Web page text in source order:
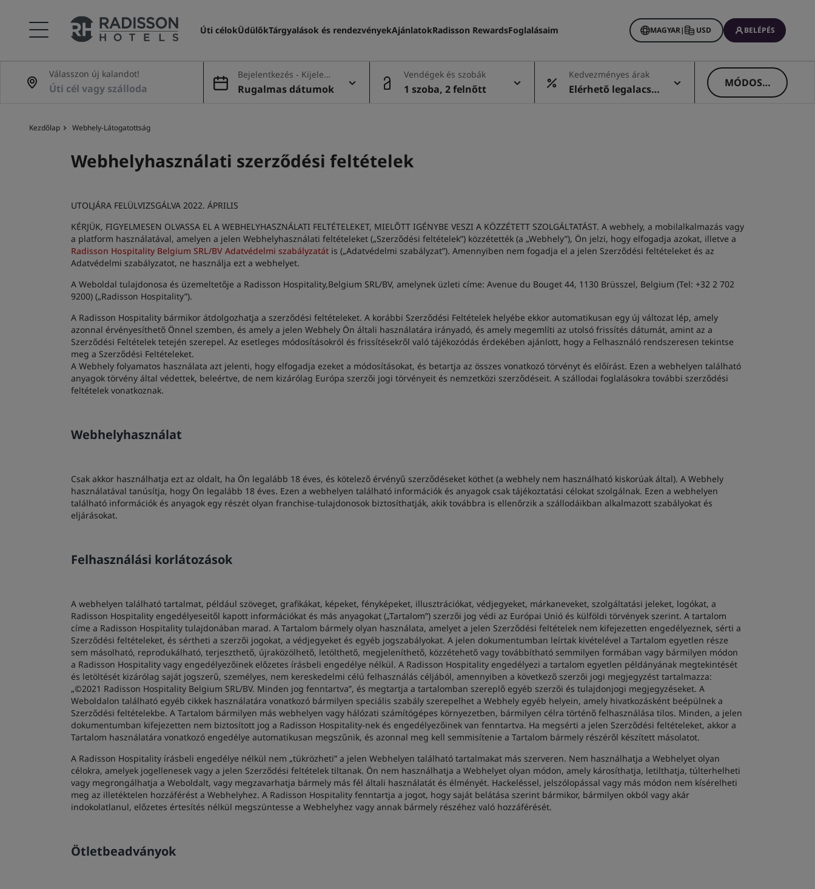
Úti célokÜdülőkTárgyalások és rendezvényekAjánlatokRadisson RewardsFoglalásaim MAGYAR| USD BELÉPÉS
Válasszon új kalandot!
Bejelentkezés - Kijelent
kezés
Rugalmas dátumok
Vendégek és szobák
1 szoba, 2 felnőtt
Kedvezményes árak
Elérhető legalacso
MÓDOSÍT
ÁS
Kezdőlap Webhely-Látogatottság
Webhelyhasználati szerződési feltételek
UTOLJÁRA FELÜLVIZSGÁLVA 2022. ÁPRILIS
KÉRJÜK, FIGYELMESEN OLVASSA EL A WEBHELYHASZNÁLATI FELTÉTELEKET, MIELŐTT IGÉNYBE VESZI A KÖZZÉTETT SZOLGÁLTATÁST. A webhely, a mobilalkalmazás vagy
a platform használatával, amelyen a jelen Webhelyhasználati feltételeket („Szerződési feltételek”) közzétették (a „Webhely”), Ön jelzi, hogy elfogadja azokat, illetve a
Radisson Hospitality Belgium SRL/BV Adatvédelmi szabályzatát is („Adatvédelmi szabályzat”). Amennyiben nem fogadja el a jelen Szerződési feltételeket és az
Adatvédelmi szabályzatot, ne használja ezt a webhelyet.
A Weboldal tulajdonosa és üzemeltetője a Radisson Hospitality,Belgium SRL/BV, amelynek üzleti címe: Avenue du Bouget 44, 1130 Brüsszel, Belgium (Tel: +32 2 702
9200) („Radisson Hospitality”).
A Radisson Hospitality bármikor átdolgozhatja a szerződési feltételeket. A korábbi Szerződési Feltételek helyébe ekkor automatikusan egy új változat lép, amely
azonnal érvényesíthető Önnel szemben, és amely a jelen Webhely Ön általi használatára irányadó, és amely megemlíti az utolsó frissítés dátumát, amint az a
Szerződési Feltételek tetején szerepel. Az esetleges módosításokról és frissítésekről való tájékozódás érdekében ajánlott, hogy a Felhasználó rendszeresen tekintse
meg a Szerződési Feltételeket.
A Webhely folyamatos használata azt jelenti, hogy elfogadja ezeket a módosításokat, és betartja az összes vonatkozó törvényt és előírást. Ezen a webhelyen található
anyagok törvény által védettek, beleértve, de nem kizárólag Európa szerzői jogi törvényeit és nemzetközi szerződéseit. A szállodai foglalásokra további szerződési
feltételek vonatkoznak.
Webhelyhasználat
Csak akkor használhatja ezt az oldalt, ha Ön legalább 18 éves, és kötelező érvényű szerződéseket köthet (a webhely nem használható kiskorúak által). A Webhely
használatával tanúsítja, hogy Ön legalább 18 éves. Ezen a webhelyen található információk és anyagok csak tájékoztatási célokat szolgálnak. Ezen a webhelyen
található információk és anyagok egy részét olyan franchise-tulajdonosok biztosíthatják, akik továbbra is ellenőrzik a szállodáikban alkalmazott szabályokat és
eljárásokat.
Felhasználási korlátozások
A webhelyen található tartalmat, például szöveget, grafikákat, képeket, fényképeket, illusztrációkat, védjegyeket, márkaneveket, szolgáltatási jeleket, logókat, a
Radisson Hospitality engedélyeseitől kapott információkat és más anyagokat („Tartalom”) szerzői jog védi az Európai Unió és külföldi törvények szerint. A tartalom
címe a Radisson Hospitality tulajdonában marad. A Tartalom bármely olyan használata, amelyet a jelen Szerződési feltételek nem kifejezetten engedélyeznek, sérti a
Szerződési feltételeket, és sértheti a szerzői jogokat, a védjegyeket és egyéb jogszabályokat. A jelen dokumentumban leírtak kivételével a Tartalom egyetlen része
sem másolható, reprodukálható, terjeszthető, újraközölhető, letölthető, megjeleníthető, közzétehető vagy továbbítható semmilyen formában vagy bármilyen módon
a Radisson Hospitality vagy engedélyezőinek előzetes írásbeli engedélye nélkül. A Radisson Hospitality engedélyezi a tartalom egyetlen példányának megtekintését
és letöltését kizárólag saját jogszerű, személyes, nem kereskedelmi célú felhasználás céljából, amennyiben a következő szerzői jogi megjegyzést tartalmazza:
„©2021 Radisson Hospitality Belgium SRL/BV. Minden jog fenntartva”, és megtartja a tartalomban szereplő egyéb szerzői és tulajdonjogi megjegyzéseket. A
Weboldalon található egyéb cikkek használatára vonatkozó bármilyen speciális szabály szerepelhet a Webhely egyéb helyein, amely hivatkozásként beépülnek a
Szerződési feltételekbe. A Tartalom bármilyen más webhelyen vagy hálózati számítógépes környezetben, bármilyen célra történő felhasználása tilos. Minden, a jelen
dokumentumban kifejezetten nem biztosított jog a Radisson Hospitality-nek és engedélyezőinek van fenntartva. Ha megsérti a jelen Szerződési feltételeket, akkor a
Tartalom használatára vonatkozó engedélye automatikusan megszűnik, és azonnal meg kell semmisítenie a Tartalom bármely részéről készített másolatot.
A Radisson Hospitality írásbeli engedélye nélkül nem „tükrözheti” a jelen Webhelyen található tartalmakat más szerveren. Nem használhatja a Webhelyet olyan
célokra, amelyek jogellenesek vagy a jelen Szerződési feltételek tiltanak. Ön nem használhatja a Webhelyet olyan módon, amely károsíthatja, letilthatja, túlterhelheti
vagy megrongálhatja a Weboldalt, vagy megzavarhatja bármely más fél általi használatát és élményét. Hackeléssel, jelszólopással vagy más módon nem kísérelheti
meg az illetéktelen hozzáférést a Webhelyhez. A Radisson Hospitality fenntartja a jogot, hogy saját belátása szerint bármikor, bármilyen okból vagy akár
indokolatlanul, előzetes értesítés nélkül megszüntesse a Webhelyhez vagy annak bármely részéhez való hozzáférését.
Ötletbeadványok